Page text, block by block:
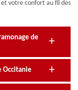
votre confort au fil des
de
Occitanie